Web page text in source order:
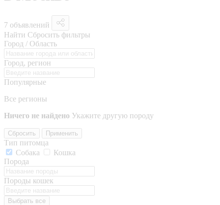
7 объявлений
Найти Сбросить фильтры
Город / Область
Город, регион
Популярные
Все регионы
Ничего не найдено Укажите другую породу
Сбросить Применить
Тип питомца
Собака
Кошка
Порода
Породы кошек
Выбрать все